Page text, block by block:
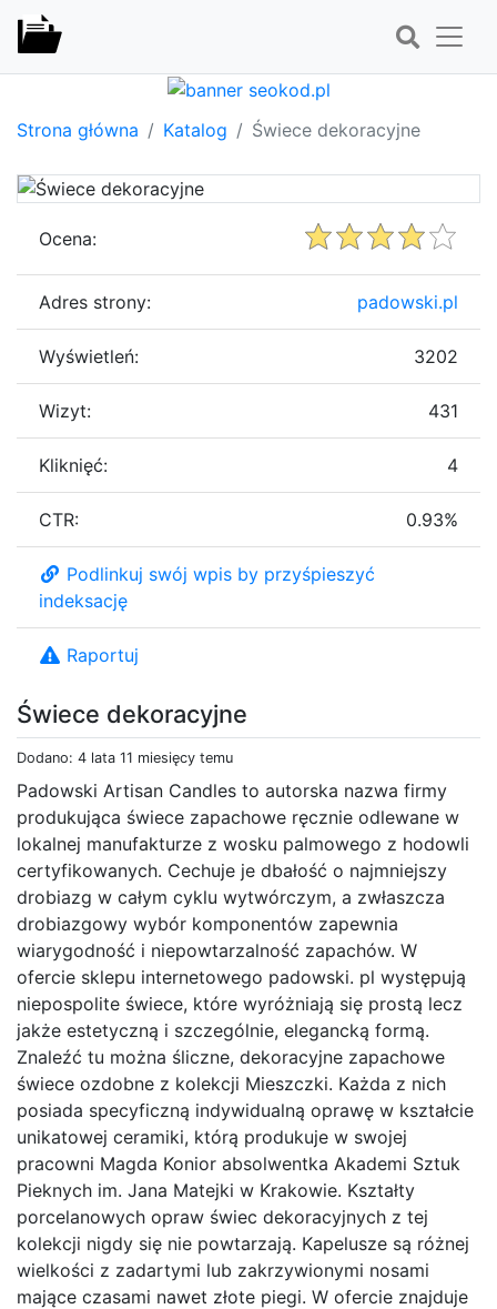
Strona główna Katalog Świece dekoracyjne
Świece dekoracyjne
Dodano: 4 lata 11 miesięcy temu
Padowski Artisan Candles to autorska nazwa firmy
produkująca świece zapachowe ręcznie odlewane w
lokalnej manufakturze z wosku palmowego z hodowli
certyfikowanych. Cechuje je dbałość o najmniejszy
drobiazg w całym cyklu wytwórczym, a zwłaszcza
drobiazgowy wybór komponentów zapewnia
wiarygodność i niepowtarzalność zapachów. W
ofercie sklepu internetowego padowski. pl występują
niepospolite świece, które wyróżniają się prostą lecz
jakże estetyczną i szczególnie, elegancką formą.
Znaleźć tu można śliczne, dekoracyjne zapachowe
świece ozdobne z kolekcji Mieszczki. Każda z nich
posiada specyficzną indywidualną oprawę w kształcie
unikatowej ceramiki, którą produkuje w swojej
pracowni Magda Konior absolwentka Akademi Sztuk
Pieknych im. Jana Matejki w Krakowie. Kształty
porcelanowych opraw świec dekoracyjnych z tej
kolekcji nigdy się nie powtarzają. Kapelusze są różnej
wielkości z zadartymi lub zakrzywionymi nosami
mające czasami nawet złote piegi. W ofercie znajduje
Ocena:
Adres strony: padowski.pl
Wyświetleń: 3202
Wizyt: 431
Kliknięć: 4
CTR: 0.93%
Podlinkuj swój wpis by przyśpieszyć
indeksację
Raportuj